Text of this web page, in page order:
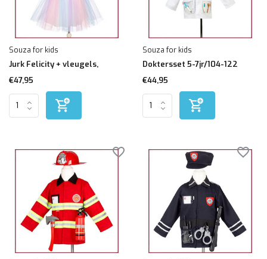
Souza for kids
Jurk Felicity + vleugels,
€47,95
Souza for kids
Doktersset 5-7jr/104-122
€44,95